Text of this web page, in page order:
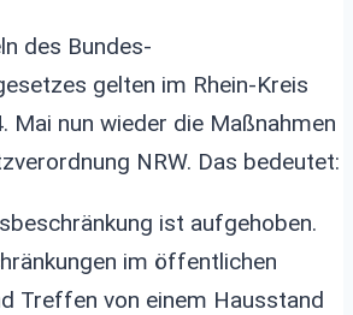
des Bundes-
gelten im Rhein-Kreis
Mai nun wieder die Maßnahmen
NRW. Das bedeutet:
ist aufgehoben.
im öffentlichen
Treffen von einem Hausstand